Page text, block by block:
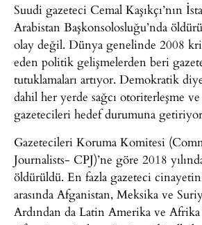
Suudi gazeteci Cemal Kaşıkçı’nın
Arabistan Başkonsolosluğu’nda
olay değil. Dünya genelinde 2008
eden politik gelişmelerden beri
tutuklamaları artıyor. Demokratik
dahil her yerde sağcı otoriterleşme
gazetecileri hedef durumuna
Gazetecileri Koruma Komitesi
Journalists- CPJ)’ne göre 2018
öldürüldü. En fazla gazeteci
arasında Afganistan, Meksika ve
Ardından da Latin Amerika ve